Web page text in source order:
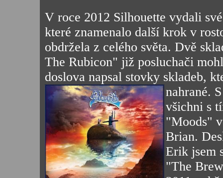
V roce 2012 Silhouette vydali
které znamenalo další krok v
obdržela z celého světa. Dvě
The Rubicon" již posluchači
doslova napsal stovky skladeb,
nahrané.
všichni s
"Moods"
Brian.
Erik jsem
"The